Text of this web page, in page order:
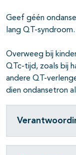
Geef géén
lang QT-syndroom.
Overweeg bij
QTc-tijd, zoals bij
andere QT-
dien ondansetron